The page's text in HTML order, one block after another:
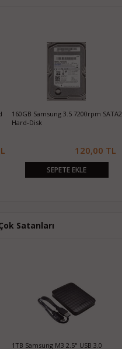
160GB Samsung 3.5 7200rpm SATA2
Hard-Disk
120,00 TL
SEPETE EKLE
Satanları
1TB Samsung M3 2.5" USB 3.0